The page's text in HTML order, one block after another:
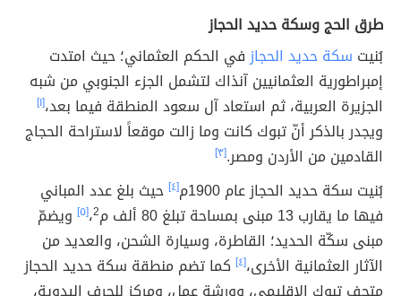
طرق الحج وسكة حديد الحجاز
بُنيت سكة حديد الحجازفي الحكم العثماني؛ حيث امتدت
إمبراطورية العثمانيين آنذاك لتشمل الجزء الجنوبي من شبه
الجزيرة العربية، ثم استعاد آل سعود المنطقة فيما بعد،[١]
ويجدر بالذكر أنّ تبوك كانت وما زالت موقعاً لاستراحة الحجاج
القادمين من الأردن ومصر.[٣]
بُنيت سكة حديد الحجاز عام 1900م [٤]
حيث بلغ عدد المباني
فيها ما يقارب 13 مبنى بمساحة تبلغ 80 ألف م
2،[٥]
ويضمّ
مبنى سكّة الحديد؛ القاطرة، وسيارة الشحن، والعديد من
الآثار العثمانية الأخرى،[٤]
كما تضم منطقة سكة حديد الحجاز